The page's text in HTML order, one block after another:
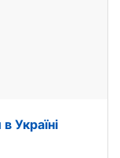
Україні